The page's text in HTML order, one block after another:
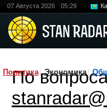
07 Августа 2026 05:29
Политика Экономика
По